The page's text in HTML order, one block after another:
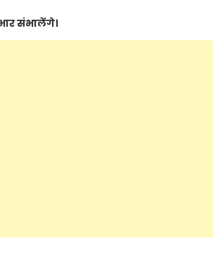
संभालेंगे।